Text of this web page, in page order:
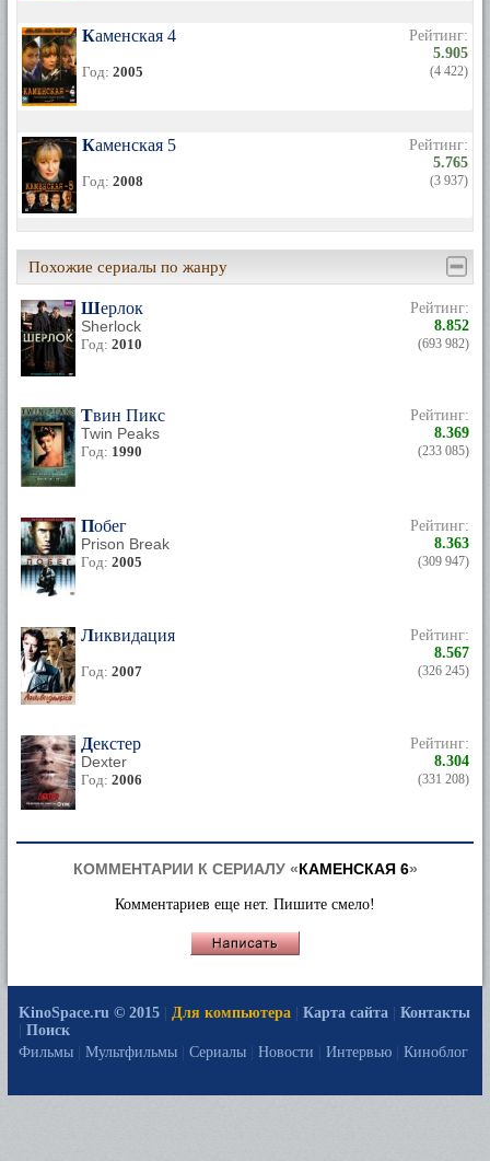
Каменская 4
Год: 2005
Рейтинг:
5.905
(4 422)
Каменская 5
Год: 2008
Рейтинг:
5.765
(3 937)
Похожие сериалы по жанру
Шерлок
Sherlock
Год: 2010
Рейтинг:
8.852
(693 982)
Твин Пикс
Twin Peaks
Год: 1990
Рейтинг:
8.369
(233 085)
Побег
Prison Break
Год: 2005
Рейтинг:
8.363
(309 947)
Ликвидация
Год: 2007
Рейтинг:
8.567
(326 245)
Декстер
Dexter
Год: 2006
Рейтинг:
8.304
(331 208)
КОММЕНТАРИИ К СЕРИАЛУ «КАМЕНСКАЯ 6»
Комментариев еще нет. Пишите смело!
KinoSpace.ru © 2015 Для компьютера Карта сайта
Контакты
Поиск
Фильмы
Мультфильмы Сериалы Новости Интервью Киноблог